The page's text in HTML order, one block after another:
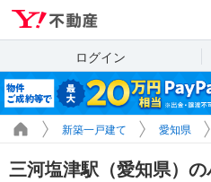
ログイン
新築一戸建て 愛知県
三河塩津駅（愛知県）